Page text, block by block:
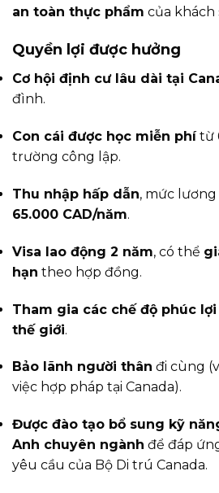
an toàn thực phẩm của khách
Quyền lợi được hưởng
Cơ hội định cư lâu dài tại
đình.
Con cái được học miễn phítừ
trường công lập.
Thu nhập hấp dẫn, mức
65.000 CAD/năm.
Visa lao động 2 năm, có thể
hạn theo hợp đồng.
Tham gia các chế độ phúc
thế giới.
Bảo lãnh người thân đi cùng
việc hợp pháp tại Canada).
Được đào tạo bổ sung kỹ
Anh chuyên ngành để đáp
yêu cầu của Bộ Di trú Canada.